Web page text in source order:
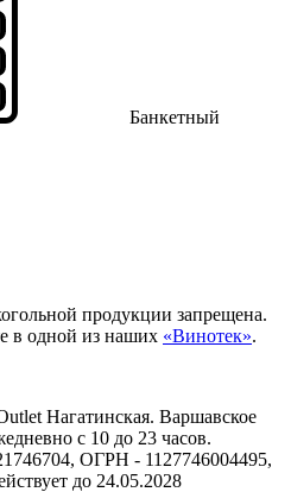
Банкетный
продукции запрещена.
в одной из наших «Винотек».
Нагатинская. Варшавское
с 10 до 23 часов.
ОГРН - 1127746004495,
до 24.05.2028